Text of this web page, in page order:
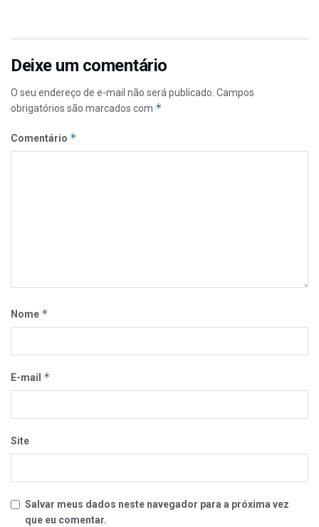
Deixe um comentário
O seu endereço de e-mail não será publicado. Campos
obrigatórios são marcados com *
Comentário *
Nome *
E-mail *
Site
Salvar meus dados neste navegador para a próxima vez
que eu comentar.